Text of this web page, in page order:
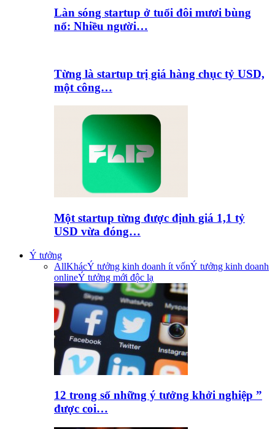
Làn sóng startup ở tuổi đôi mươi bùng
nổ: Nhiều người…
Từng là startup trị giá hàng chục tỷ USD,
một công…
Một startup từng được định giá 1,1 tỷ
USD vừa đóng…
Ý tưởng
AllKhácÝ tưởng kinh doanh ít vốnÝ tưởng kinh doanh
onlineÝ tưởng mới độc lạ
12 trong số những ý tưởng khởi nghiệp ”
được coi…